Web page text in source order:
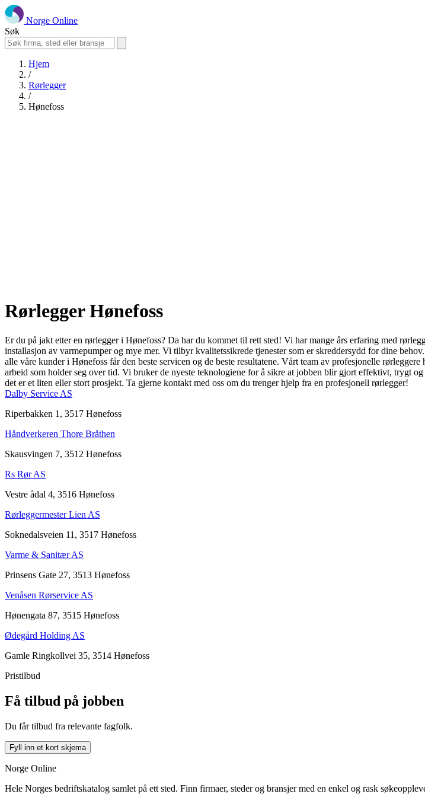
Norge Online
Søk
Hjem
/
Rørlegger
/
Hønefoss
Rørlegger Hønefoss
Er du på jakt etter en rørlegger i Hønefoss? Da har du kommet til rett sted! Vi har mange års erfaring med
installasjon av varmepumper og mye mer. Vi tilbyr kvalitetssikrede tjenester som er skreddersydd for dine
alle våre kunder i Hønefoss får den beste servicen og de beste resultatene. Vårt team av profesjonelle
arbeid som holder seg over tid. Vi bruker de nyeste teknologiene for å sikre at jobben blir gjort effektivt, trygt
det er et liten eller stort prosjekt. Ta gjerne kontakt med oss om du trenger hjelp fra en profesjonell rørlegger!
Dalby Service AS
Riperbakken 1, 3517 Hønefoss
Håndverkeren Thore Bråthen
Skausvingen 7, 3512 Hønefoss
Rs Rør AS
Vestre ådal 4, 3516 Hønefoss
Rørleggermester Lien AS
Soknedalsveien 11, 3517 Hønefoss
Varme & Sanitær AS
Prinsens Gate 27, 3513 Hønefoss
Venåsen Rørservice AS
Hønengata 87, 3515 Hønefoss
Ødegård Holding AS
Gamle Ringkollvei 35, 3514 Hønefoss
Pristilbud
Få tilbud på jobben
Du får tilbud fra relevante fagfolk.
Fyll inn et kort skjema
Norge Online
Hele Norges bedriftskatalog samlet på ett sted. Finn firmaer, steder og bransjer med en enkel og rask